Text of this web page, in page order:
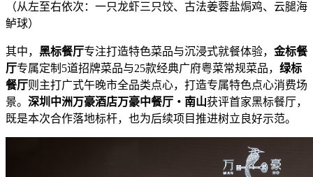
（从左至右依次：一只龙虾三只饺、古法姜蓉盐焗鸡、云腿海
鲈球）
其中， 黑标餐厅专注打造特色菜品与沉浸式就餐体验， 金标餐
厅专属定制5道招牌菜品与25款经典广府粤菜常规菜品， 绿标
餐厅则主打广式午晚市全品类点心，打造专属特色点心消费场
景。 深圳中洲万豪酒店万豪中餐厅 ・ 南山获评首家黑标餐厅，
既是本次合作落地标杆，也为后续项目推进树立良好示范。